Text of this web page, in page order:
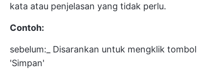
kata atau penjelasan yang tidak perlu.
Contoh:
sebelum:_ Disarankan untuk mengklik tombol
'Simpan'